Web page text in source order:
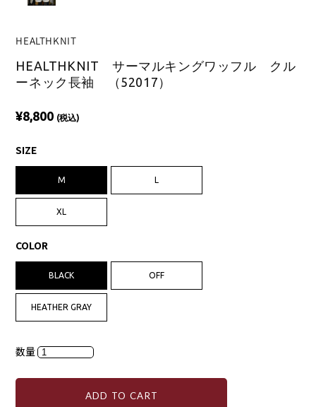
HEALTHKNIT
HEALTHKNIT サーマルキングワッフル クル
ーネック長袖 （52017）
¥8,800 (税込)
SIZE
M L
XL
COLOR
BLACK OFF
HEATHER GRAY
数量
ADD TO CART